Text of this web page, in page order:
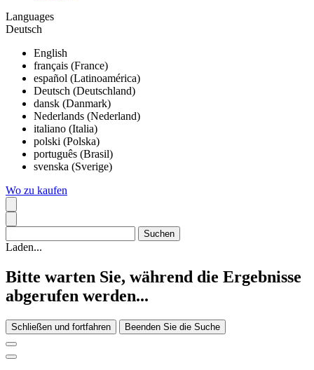
Languages
Deutsch
English
français (France)
español (Latinoamérica)
Deutsch (Deutschland)
dansk (Danmark)
Nederlands (Nederland)
italiano (Italia)
polski (Polska)
português (Brasil)
svenska (Sverige)
Wo zu kaufen
Laden...
Bitte warten Sie, während die Ergebnisse
abgerufen werden...
Schließen und fortfahren Beenden Sie die Suche